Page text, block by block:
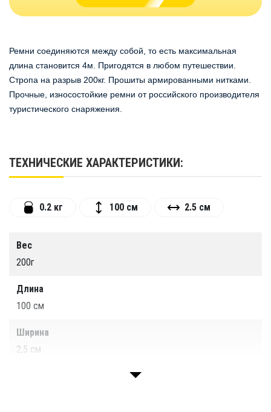
Ремни соединяются между собой, то есть максимальная
длина становится 4м. Пригодятся в любом путешествии.
Стропа на разрыв 200кг. Прошиты армированными нитками.
Прочные, износостойкие ремни от российского производителя
туристического снаряжения.
ТЕХНИЧЕСКИЕ ХАРАКТЕРИСТИКИ:
0.2 кг 100 см 2.5 см
Вес
200г
Длина
100 см
Ширина
2,5 см